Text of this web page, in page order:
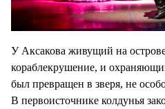
У Аксакова живущий на
кораблекрушение, и
был превращен в зверя, не
В первоисточнике колдунья